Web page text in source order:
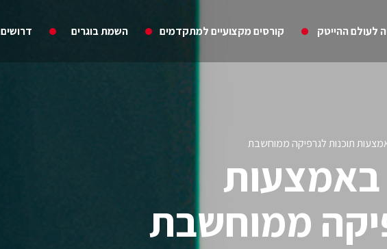
לעולם ההייטק קורסים מקצועיים למתקדמים השמת בוגרים דרושים
תוכנות לגרפיקה ממוחשבת
באמצעות
ממוחשבת